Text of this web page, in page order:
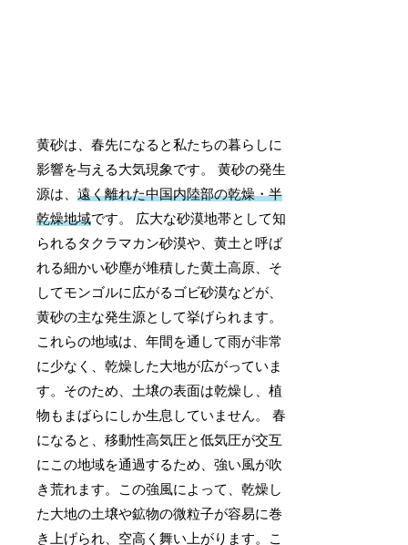
黄砂は、春先になると私たちの暮らしに
影響を与える大気現象です。 黄砂の発生
源は、遠く離れた中国内陸部の乾燥・半
乾燥地域です。 広大な砂漠地帯として知
られるタクラマカン砂漠や、黄土と呼ば
れる細かい砂塵が堆積した黄土高原、そ
してモンゴルに広がるゴビ砂漠などが、
黄砂の主な発生源として挙げられます。
これらの地域は、年間を通して雨が非常
に少なく、乾燥した大地が広がっていま
す。そのため、土壌の表面は乾燥し、植
物もまばらにしか生息していません。 春
になると、移動性高気圧と低気圧が交互
にこの地域を通過するため、強い風が吹
き荒れます。この強風によって、乾燥し
た大地の土壌や鉱物の微粒子が容易に巻
き上げられ、空高く舞い上がります。こ